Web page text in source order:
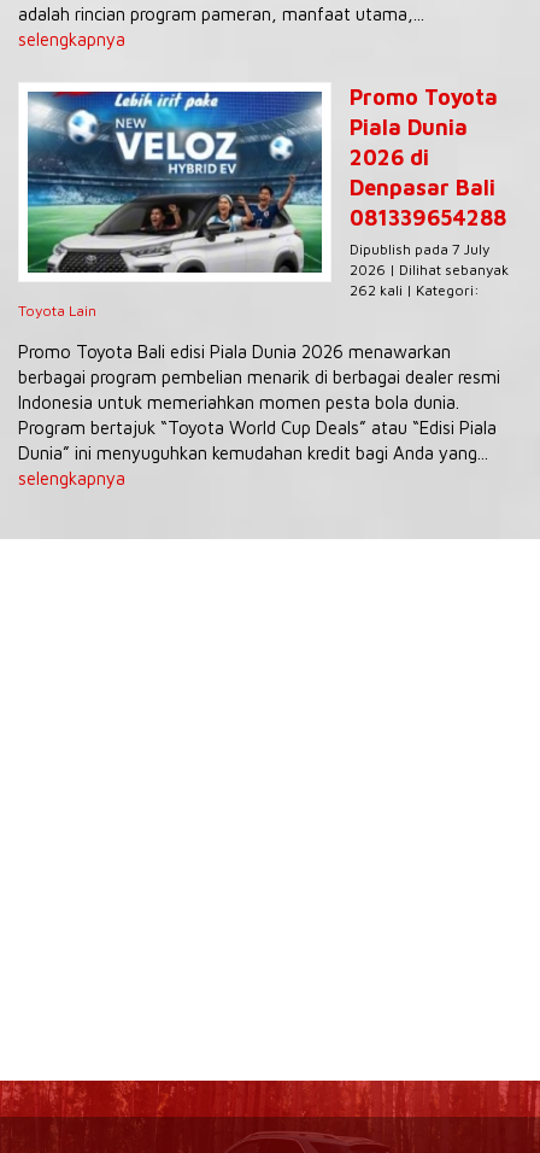
adalah rincian program pameran, manfaat utama,...
selengkapnya
Promo Toyota
Piala Dunia
2026 di
Denpasar Bali
081339654288
Dipublish pada 7 July
2026 | Dilihat sebanyak
262 kali | Kategori:
Toyota Lain
Promo Toyota Bali edisi Piala Dunia 2026 menawarkan
berbagai program pembelian menarik di berbagai dealer resmi
Indonesia untuk memeriahkan momen pesta bola dunia.
Program bertajuk “Toyota World Cup Deals” atau “Edisi Piala
Dunia” ini menyuguhkan kemudahan kredit bagi Anda yang...
selengkapnya